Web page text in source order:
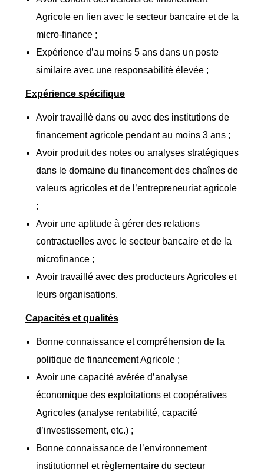
Agricole en lien avec le secteur bancaire et de la
micro-finance ;
Expérience d’au moins 5 ans dans un poste
similaire avec une responsabilité élevée ;
Expérience spécifique
Avoir travaillé dans ou avec des institutions de
financement agricole pendant au moins 3 ans ;
Avoir produit des notes ou analyses stratégiques
dans le domaine du financement des chaînes de
valeurs agricoles et de l’entrepreneuriat agricole
;
Avoir une aptitude à gérer des relations
contractuelles avec le secteur bancaire et de la
microfinance ;
Avoir travaillé avec des producteurs Agricoles et
leurs organisations.
Capacités et qualités
Bonne connaissance et compréhension de la
politique de financement Agricole ;
Avoir une capacité avérée d’analyse
économique des exploitations et coopératives
Agricoles (analyse rentabilité, capacité
d’investissement, etc.) ;
Bonne connaissance de l’environnement
institutionnel et règlementaire du secteur